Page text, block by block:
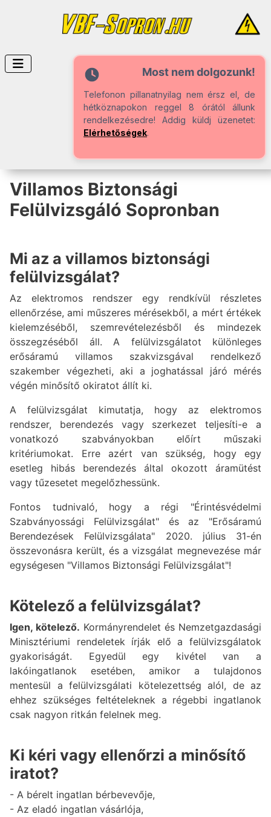
Most nem dolgozunk!
Telefonon pillanatnyilag nem érsz el, de
hétköznapokon reggel 8 órától állunk
rendelkezésedre! Addig küldj üzenetet:
Elérhetőségek.
Villamos Biztonsági
Felülvizsgáló Sopronban
Mi az a villamos biztonsági
felülvizsgálat?
Az elektromos rendszer egy rendkívül részletes
ellenőrzése, ami műszeres mérésekből, a mért értékek
kielemzéséből, szemrevételezésből és mindezek
összegzéséből áll. A felülvizsgálatot különleges
erősáramú villamos szakvizsgával rendelkező
szakember végezheti, aki a joghatással járó mérés
végén minősítő okiratot állít ki.
A felülvizsgálat kimutatja, hogy az elektromos
rendszer, berendezés vagy szerkezet teljesíti-e a
vonatkozó szabványokban előírt műszaki
kritériumokat. Erre azért van szükség, hogy egy
esetleg hibás berendezés által okozott áramütést
vagy tűzesetet megelőzhessünk.
Fontos tudnivaló, hogy a régi "Érintésvédelmi
Szabványossági Felülvizsgálat" és az "Erősáramú
Berendezések Felülvizsgálata" 2020. július 31-én
összevonásra került, és a vizsgálat megnevezése már
egységesen "Villamos Biztonsági Felülvizsgálat"!
Kötelező a felülvizsgálat?
Igen, kötelező. Kormányrendelet és Nemzetgazdasági
Minisztériumi rendeletek írják elő a felülvizsgálatok
gyakoriságát. Egyedül egy kivétel van a
lakóingatlanok esetében, amikor a tulajdonos
mentesül a felülvizsgálati kötelezettség alól, de az
ehhez szükséges feltételeknek a régebbi ingatlanok
csak nagyon ritkán felelnek meg.
Ki kéri vagy ellenőrzi a minősítő
iratot?
- A bérelt ingatlan bérbevevője,
- Az eladó ingatlan vásárlója,